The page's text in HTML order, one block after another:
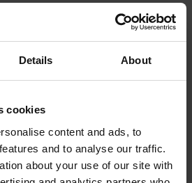
Details About
cookies
content and ads, to
and to analyse our traffic.
about your use of our site with